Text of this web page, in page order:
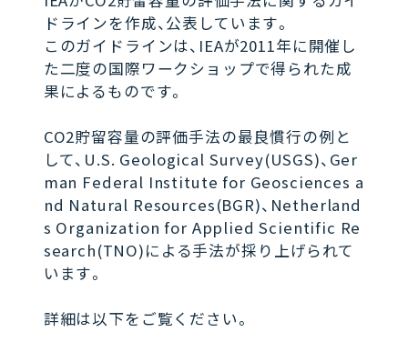
ドラインを作成、公表しています。
このガイドラインは、IEAが2011年に開催し
た二度の国際ワークショップで得られた成
果によるものです。
CO2貯留容量の評価手法の最良慣行の例と
して、U.S. Geological Survey(USGS)、Ger
man Federal Institute for Geosciences a
nd Natural Resources(BGR)、Netherland
s Organization for Applied Scientific Re
search(TNO)による手法が採り上げられて
います。
詳細は以下をご覧ください。